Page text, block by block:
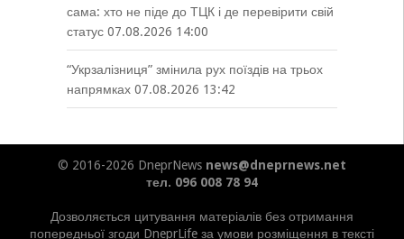
сама: хто не піде до ТЦК і де перевірити свій
статус 07.08.2026 14:00
“Укрзалізниця” змінила рух поїздів на трьох
напрямках 07.08.2026 13:42
© 2016-2026 DneprNews news@dneprnews.net
тел. 096 008 78 94
Дозволяється цитування матеріалів без отримання
попередньої згоди DneprLife за умови розміщення в тексті